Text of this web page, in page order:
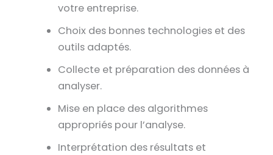
votre entreprise.
Choix des bonnes technologies et des
outils adaptés.
Collecte et préparation des données à
analyser.
Mise en place des algorithmes
appropriés pour l’analyse.
Interprétation des résultats et